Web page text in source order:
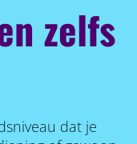
zelfs
dat je